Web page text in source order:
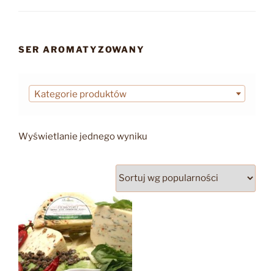
SER AROMATYZOWANY
Kategorie produktów
Wyświetlanie jednego wyniku